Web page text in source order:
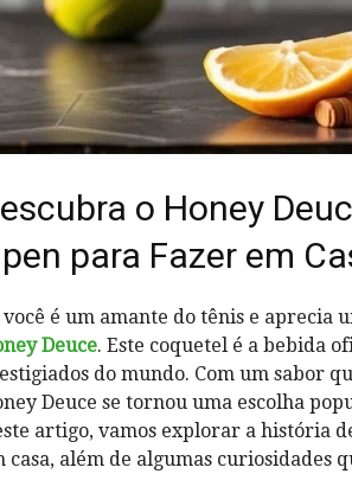
o Honey
para Fazer em
você é um amante do tênis e aprecia
Deuce. Este coquetel é a bebida
do mundo. Com um sabor
Deuce se tornou uma escolha
artigo, vamos explorar a história
casa, além de algumas curiosidades